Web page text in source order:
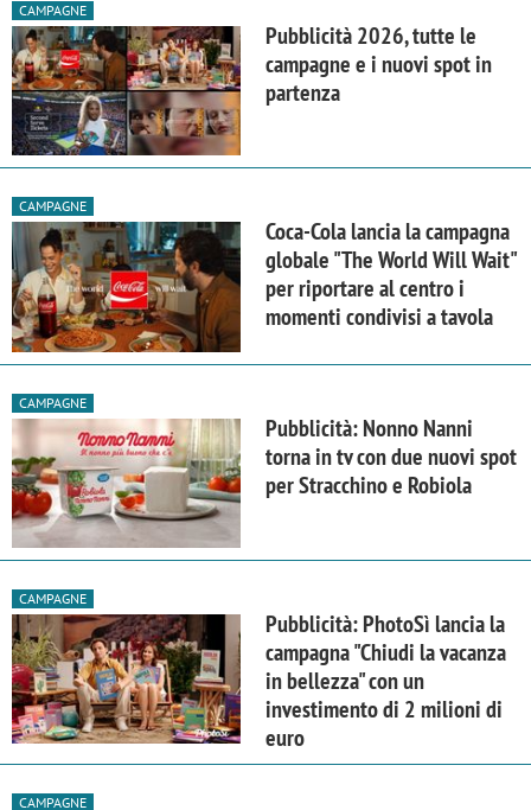
CAMPAGNE
Pubblicità 2026, tutte le
campagne e i nuovi spot in
partenza
CAMPAGNE
Coca-Cola lancia la campagna
globale "The World Will Wait"
per riportare al centro i
momenti condivisi a tavola
CAMPAGNE
Pubblicità: Nonno Nanni
torna in tv con due nuovi spot
per Stracchino e Robiola
CAMPAGNE
Pubblicità: PhotoSì lancia la
campagna "Chiudi la vacanza
in bellezza" con un
investimento di 2 milioni di
euro
CAMPAGNE